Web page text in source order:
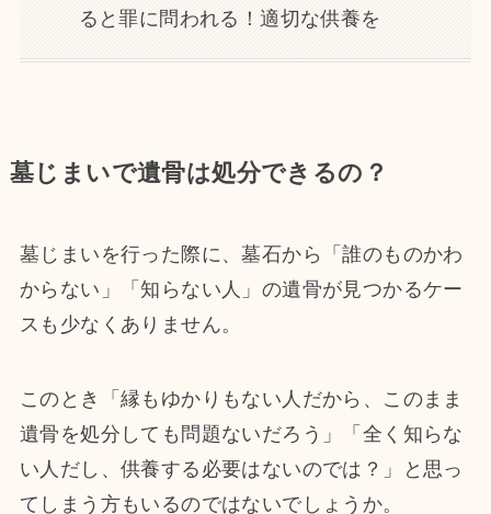
ると罪に問われる！適切な供養を
墓じまいで遺骨は処分できるの？
墓じまいを行った際に、墓石から「誰のものかわ
からない」「知らない人」の遺骨が見つかるケー
スも少なくありません。
このとき「縁もゆかりもない人だから、このまま
遺骨を処分しても問題ないだろう」「全く知らな
い人だし、供養する必要はないのでは？」と思っ
てしまう方もいるのではないでしょうか。